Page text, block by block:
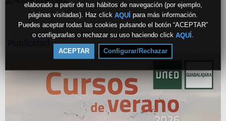
elaborado a partir de tus hábitos de navegación (por ejemplo,
páginas visitadas). Haz click AQUÍ para más información.
Puedes aceptar todas las cookies pulsando el botón “ACEPTAR”
o configurarlas o rechazar su uso haciendo click AQUÍ .
ACEPTAR Configurar/Rechazar